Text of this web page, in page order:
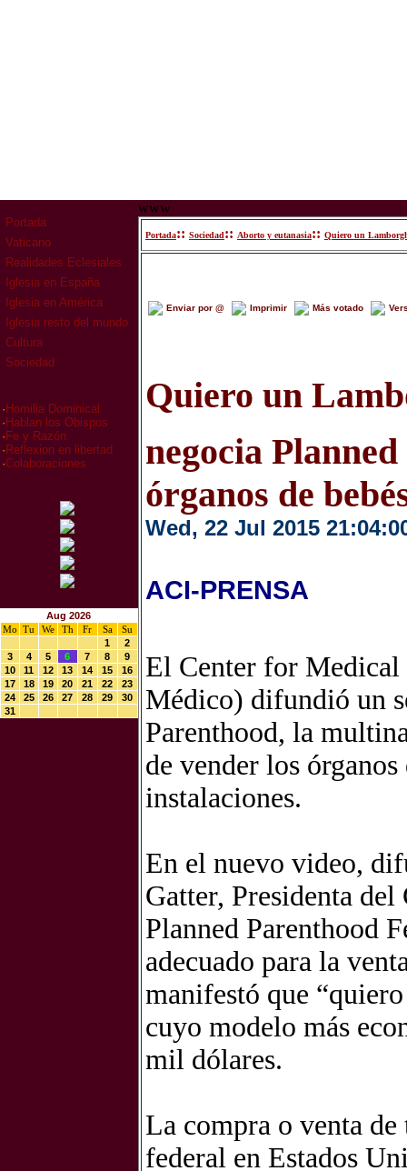
Portada
Vaticano
Realidades Eclesiales
Iglesia en España
Iglesia en América
Iglesia resto del mundo
Cultura
Sociedad
· Homilia Dominical
· Hablan los Obispos
· Fe y Razón
· Reflexion en libertad
·Colaboraciones
Aug 2026
Mo
Tu We Th Fr Sa
Su
1
2
3
4 5 6 7 8
9
10
11 12 13 14 15
16
17
18 19 20 21 22
23
24
25 26 27 28 29
30
31
www
Portada:: Sociedad:: Aborto y eutanasia:: Quiero un
Enviar por @ Imprimir Más votado
Quiero un
negocia
órganos de
Wed, 22 Jul 2015
ACI-PRENSA
El Center for Medical
Médico) difundió un
Parenthood, la
de vender los órganos
instalaciones.
En el nuevo video,
Gatter, Presidenta
Planned Parenthood
adecuado para la
manifestó que
cuyo modelo más
mil dólares.
La compra o venta
federal en Estados